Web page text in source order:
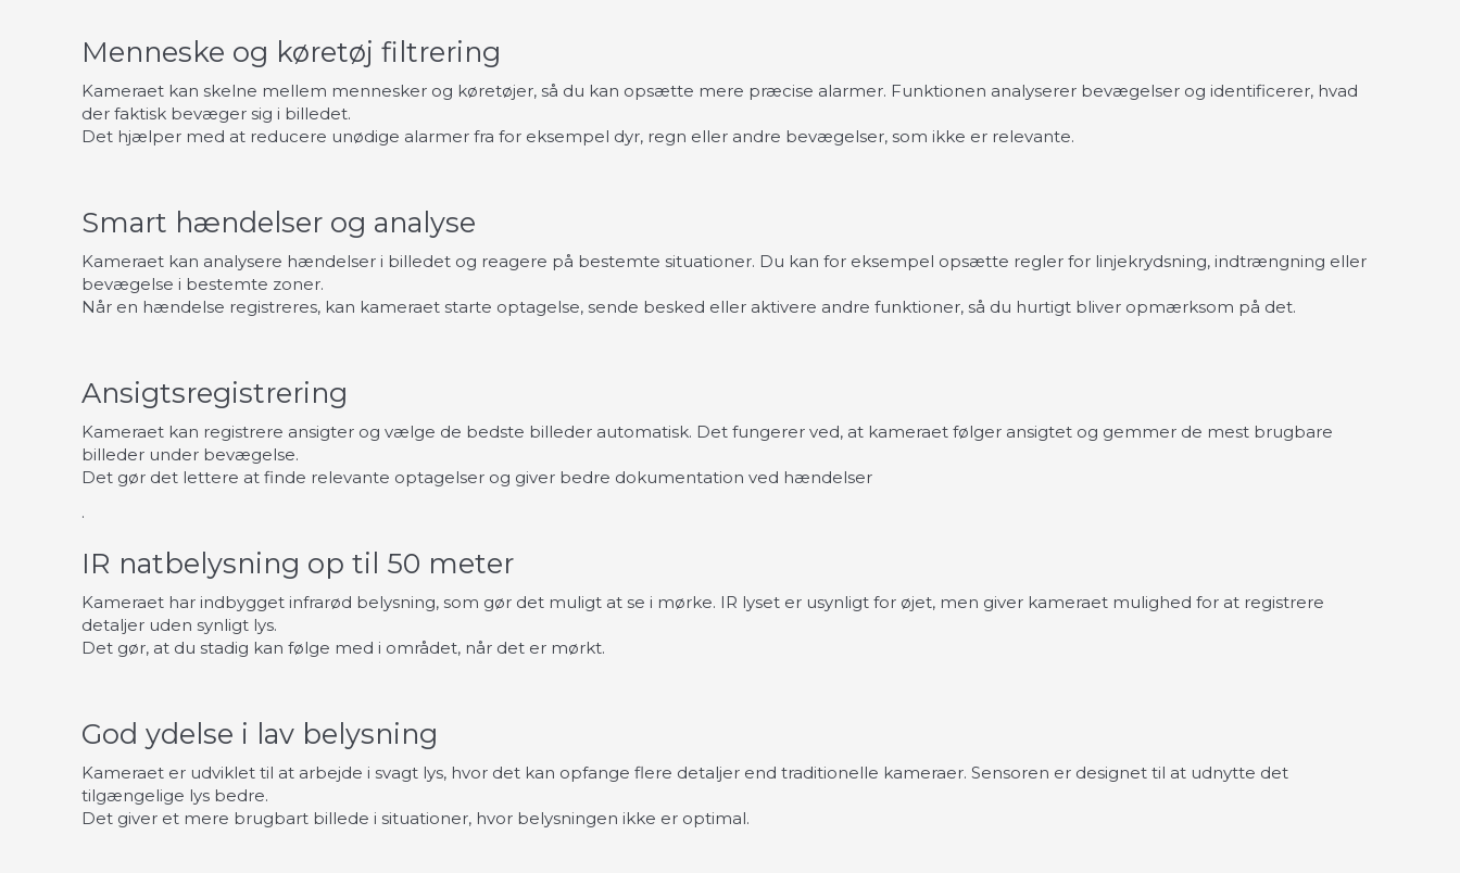
Menneske og køretøj filtrering
Kameraet kan skelne mellem mennesker og køretøjer, så du kan opsætte mere præcise alarmer. Funktionen analyserer bevægelser og identificerer, hvad
der faktisk bevæger sig i billedet.
Det hjælper med at reducere unødige alarmer fra for eksempel dyr, regn eller andre bevægelser, som ikke er relevante.
Smart hændelser og analyse
Kameraet kan analysere hændelser i billedet og reagere på bestemte situationer. Du kan for eksempel opsætte regler for linjekrydsning, indtrængning eller
bevægelse i bestemte zoner.
Når en hændelse registreres, kan kameraet starte optagelse, sende besked eller aktivere andre funktioner, så du hurtigt bliver opmærksom på det.
Ansigtsregistrering
Kameraet kan registrere ansigter og vælge de bedste billeder automatisk. Det fungerer ved, at kameraet følger ansigtet og gemmer de mest brugbare
billeder under bevægelse.
Det gør det lettere at finde relevante optagelser og giver bedre dokumentation ved hændelser
.
IR natbelysning op til 50 meter
Kameraet har indbygget infrarød belysning, som gør det muligt at se i mørke. IR lyset er usynligt for øjet, men giver kameraet mulighed for at registrere
detaljer uden synligt lys.
Det gør, at du stadig kan følge med i området, når det er mørkt.
God ydelse i lav belysning
Kameraet er udviklet til at arbejde i svagt lys, hvor det kan opfange flere detaljer end traditionelle kameraer. Sensoren er designet til at udnytte det
tilgængelige lys bedre.
Det giver et mere brugbart billede i situationer, hvor belysningen ikke er optimal.